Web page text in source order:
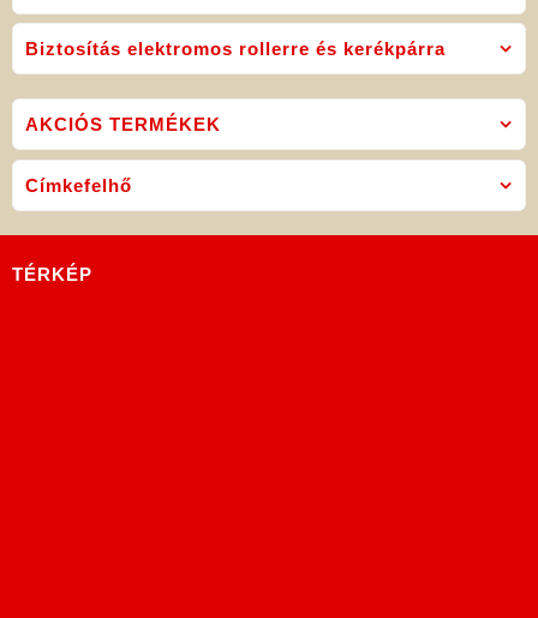
Biztosítás elektromos rollerre és kerékpárra
AKCIÓS TERMÉKEK
Címkefelhő
TÉRKÉP